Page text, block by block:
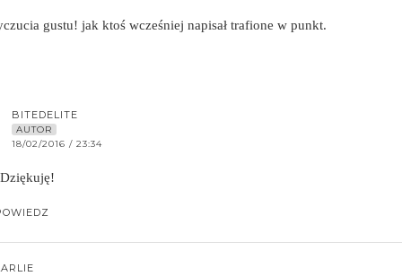
gustu! jak ktoś wcześniej napisał trafione w punkt.
BITEDELITE
AUTOR
18/02/2016 / 23:34